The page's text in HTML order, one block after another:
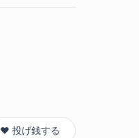
❤️ 投げ銭する